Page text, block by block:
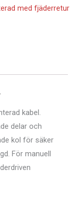
med fjäderretur
kabel.
delar och
kol för säker
För manuell